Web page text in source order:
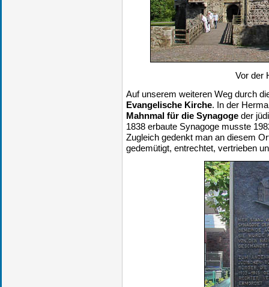
Vor der
Auf unserem weiteren Weg durch
Evangelische Kirche. In der
Mahnmal für die Synagoge der
1838 erbaute Synagoge musste
Zugleich gedenkt man an diesem
gedemütigt, entrechtet, vertrieben